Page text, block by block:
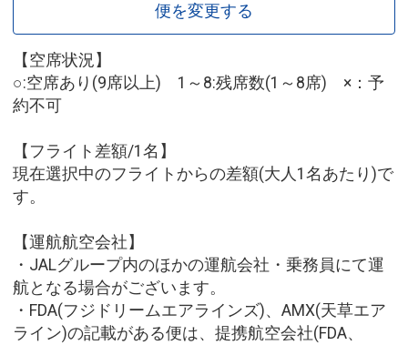
便を変更する
【空席状況】
○:空席あり(9席以上) 1～8:残席数(1～8席) ×：予
約不可
【フライト差額/1名】
現在選択中のフライトからの差額(大人1名あたり)で
す。
【運航航空会社】
・JALグループ内のほかの運航会社・乗務員にて運
航となる場合がございます。
・FDA(フジドリームエアラインズ)、AMX(天草エア
ライン)の記載がある便は、提携航空会社(FDA、